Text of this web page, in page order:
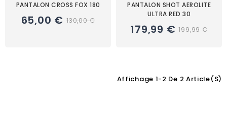
PANTALON CROSS FOX 180
65,00 € 130,00 €
PANTALON SHOT AEROLITE
ULTRA RED 30
179,99 € 199,99 €
Affichage 1-2 De 2 Article(s)